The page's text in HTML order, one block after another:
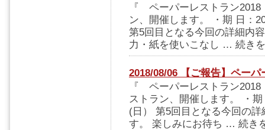
『 ペーパーレストラン
ン、開催します。 ・期 日：
第5回目となる今回の詳細内
力・紙を使いこなし … 続き
2018/08/06 【ご報告】ペー
『 ペーパーレストラン
ストラン、開催します。 ・
(日） 第5回目となる今回の
す。 楽しみにお待ち … 続き